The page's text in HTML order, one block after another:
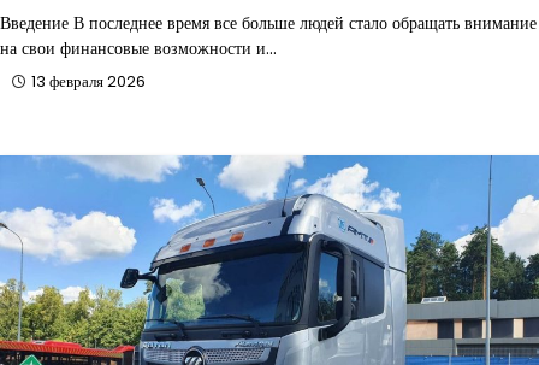
Введение В последнее время все больше людей стало обращать внимание
на свои финансовые возможности и…
13 февраля 2026